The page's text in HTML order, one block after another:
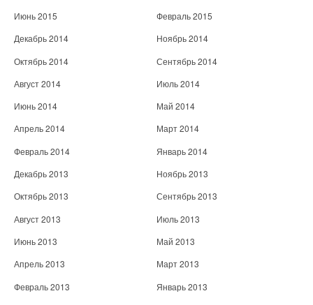
Июнь 2015
Февраль 2015
Декабрь 2014
Ноябрь 2014
Октябрь 2014
Сентябрь 2014
Август 2014
Июль 2014
Июнь 2014
Май 2014
Апрель 2014
Март 2014
Февраль 2014
Январь 2014
Декабрь 2013
Ноябрь 2013
Октябрь 2013
Сентябрь 2013
Август 2013
Июль 2013
Июнь 2013
Май 2013
Апрель 2013
Март 2013
Февраль 2013
Январь 2013